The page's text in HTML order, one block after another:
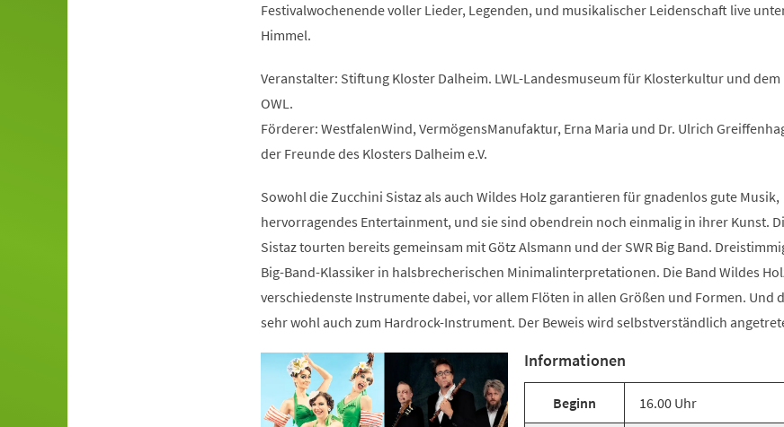
Festivalwochenende voller Lieder, Legenden, und musikalischer Leidenschaft live
Himmel.
Veranstalter: Stiftung Kloster Dalheim. LWL-Landesmuseum für Klosterkultur und
OWL.
Förderer: WestfalenWind, VermögensManufaktur, Erna Maria und Dr. Ulrich
der Freunde des Klosters Dalheim e.V.
Sowohl die Zucchini Sistaz als auch Wildes Holz garantieren für gnadenlos gute Musik,
hervorragendes Entertainment, und sie sind obendrein noch einmalig in ihrer Kunst.
Sistaz tourten bereits gemeinsam mit Götz Alsmann und der SWR Big Band.
Big-Band-Klassiker in halsbrecherischen Minimalinterpretationen. Die Band Wildes
verschiedenste Instrumente dabei, vor allem Flöten in allen Größen und Formen. Und
sehr wohl auch zum Hardrock-Instrument. Der Beweis wird selbstverständlich
Informationen
Beginn 16.00 Uhr